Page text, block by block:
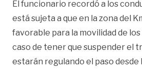
El funcionario recordó a los
está sujeta a que en la zona del
favorable para la movilidad de
caso de tener que suspender el
estarán regulando el paso desde